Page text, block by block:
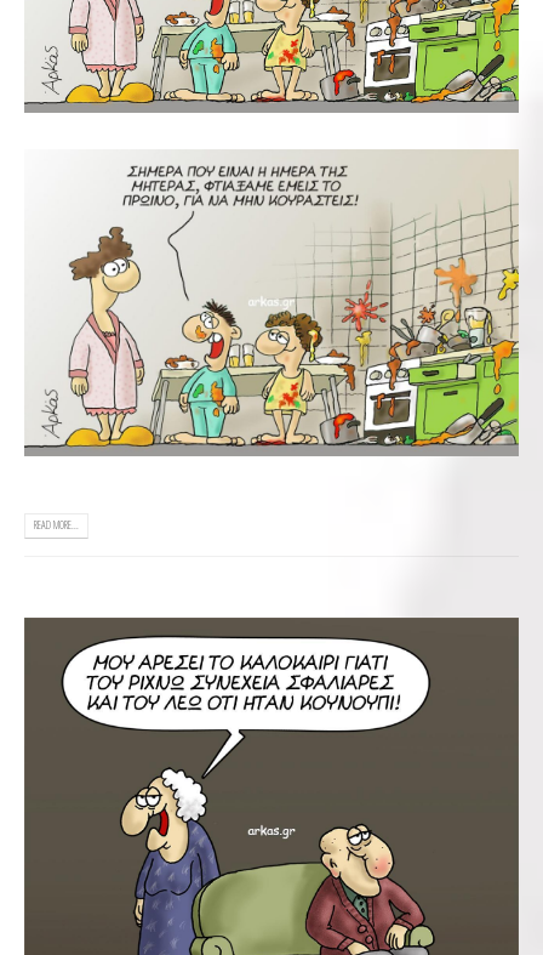
READ MORE...